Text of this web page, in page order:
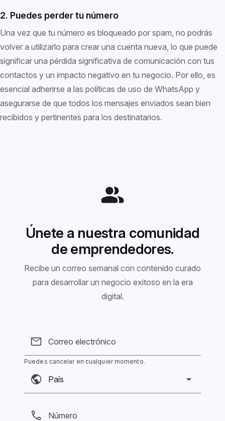
2. Puedes perder tu número
Una vez que tu número es bloqueado por spam, no podrás
volver a utilizarlo para crear una cuenta nueva, lo que puede
significar una pérdida significativa de comunicación con tus
contactos y un impacto negativo en tu negocio. Por ello, es
esencial adherirse a las políticas de uso de WhatsApp y
asegurarse de que todos los mensajes enviados sean bien
recibidos y pertinentes para los destinatarios.
Únete a nuestra comunidad
de emprendedores.
Recibe un correo semanal con contenido curado
para desarrollar un negocio exitoso en la era
digital.
Correo electrónico
Puedes cancelar en cualquier momento.
Número